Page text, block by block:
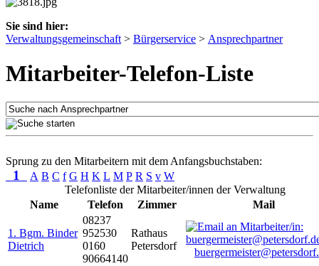
Sie sind hier:
Verwaltungsgemeinschaft > Bürgerservice > Ansprechpartner
Mitarbeiter-Telefon-Liste
Sprung zu den Mitarbeitern mit dem Anfangsbuchstaben:
1 A B C f G H K L M P R S v W
Telefonliste der Mitarbeiter/innen der Verwaltung
Name
Telefon Zimmer Mail
1. Bgm. Binder
Dietrich
08237
952530
0160
90664140
Rathaus
Petersdorf